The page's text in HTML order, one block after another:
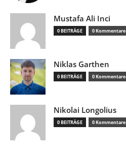
Mustafa Ali Inci
0 BEITRÄGE 0 Kommentare
Niklas Garthen
0 BEITRÄGE 0 Kommentare
Nikolai Longolius
0 BEITRÄGE 0 Kommentare